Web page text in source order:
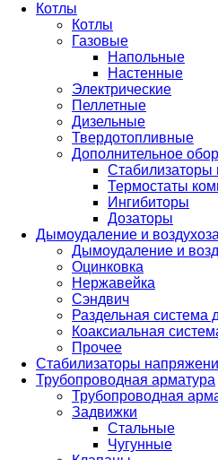
Котлы
Котлы
Газовые
Напольные
Настенные
Электрические
Пеллетные
Дизельные
Твердотопливные
Дополнительное
Стабилизаторы
Термостаты
Ингибиторы
Дозаторы
Дымоудаление и
Дымоудаление и
Оцинковка
Нержавейка
Сэндвич
Раздельная система
Коаксиальная
Прочее
Стабилизаторы
Трубопроводная арматура
Трубопроводная
Задвижки
Стальные
Чугунные